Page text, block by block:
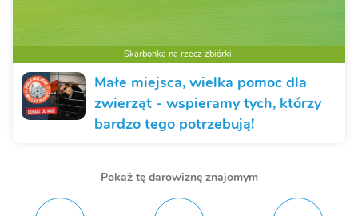
Skarbonka na rzecz zbiórki:
Małe miejsca, wielka pomoc dla
zwierząt - wspieramy tych, którzy
bardzo tego potrzebują!
Pokaż tę darowiznę znajomym